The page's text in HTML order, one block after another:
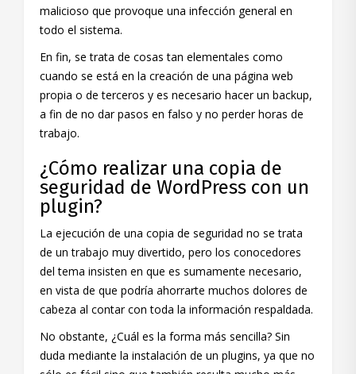
malicioso que provoque una infección general en
todo el sistema.
En fin, se trata de cosas tan elementales como
cuando se está en la creación de una página web
propia o de terceros y es necesario hacer un backup,
a fin de no dar pasos en falso y no perder horas de
trabajo.
¿Cómo realizar una copia de
seguridad de WordPress con un
plugin?
La ejecución de una copia de seguridad no se trata
de un trabajo muy divertido, pero los conocedores
del tema insisten en que es sumamente necesario,
en vista de que podría ahorrarte muchos dolores de
cabeza al contar con toda la información respaldada.
No obstante, ¿Cuál es la forma más sencilla? Sin
duda mediante la instalación de un plugins, ya que no